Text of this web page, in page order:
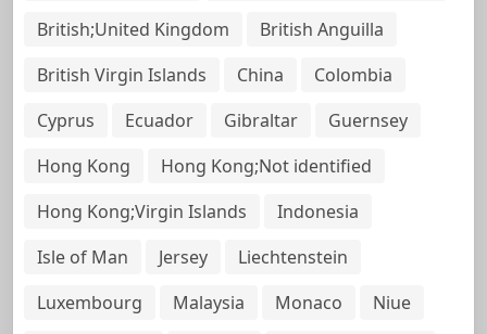
British;United Kingdom
British Anguilla
British Virgin Islands
China
Colombia
Cyprus
Ecuador Gibraltar
Guernsey
Hong Kong
Hong Kong;Not identified
Hong Kong;Virgin Islands
Indonesia
Isle of Man
Jersey
Liechtenstein
Luxembourg
Malaysia Monaco
Niue